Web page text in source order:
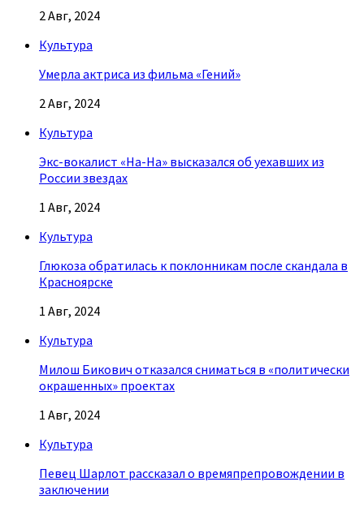
2 Авг, 2024
Культура
Умерла актриса из фильма «Гений»
2 Авг, 2024
Культура
Экс-вокалист «На-На» высказался об уехавших из
России звездах
1 Авг, 2024
Культура
Глюкоза обратилась к поклонникам после скандала в
Красноярске
1 Авг, 2024
Культура
Милош Бикович отказался сниматься в «политически
окрашенных» проектах
1 Авг, 2024
Культура
Певец Шарлот рассказал о времяпрепровождении в
заключении